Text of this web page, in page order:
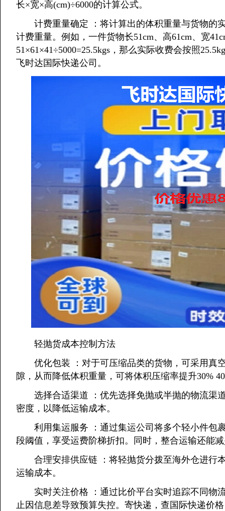
长×宽×高(cm)÷6000的计算公式。
计费重量确定 ：将计算出的体积重量与货物的
计费重量。例如，一件货物长51cm、高61cm、宽
51×61×41÷5000=25.5kgs，那么实际收费会按照
飞时达国际快递公司。
轻抛货成本控制方法
优化包装 ：对于可压缩品类的货物，可采用真
隙，从而降低体积重量，可将体积压缩率提升30%
选择合适渠道 ：优先选择免抛或半抛的物流渠
密度，以降低运输成本。
利用集运服务 ：通过集运公司将多个轻小件包
段阈值，享受运费阶梯折扣。同时，整合运输还能
合理安排供应链 ：将轻抛货分拨至海外仓进行
运输成本。
实时关注价格 ：通过比价平台实时追踪不同物
止因信息差导致预算失控。寄快递，查国际快递价